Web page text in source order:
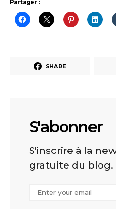
Partager :
SHARE
S'abonner
S'inscrire à la
gratuite du blog.